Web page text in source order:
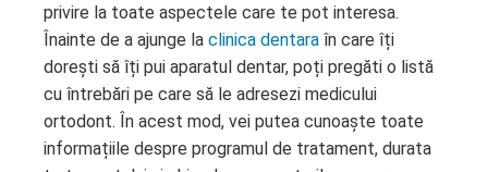
privire la toate aspectele care te pot interesa.
Înainte de a ajunge la clinica dentara în care îți
dorești să îți pui aparatul dentar, poți pregăti o listă
cu întrebări pe care să le adresezi medicului
ortodont. În acest mod, vei putea cunoaște toate
informațiile despre programul de tratament, durata